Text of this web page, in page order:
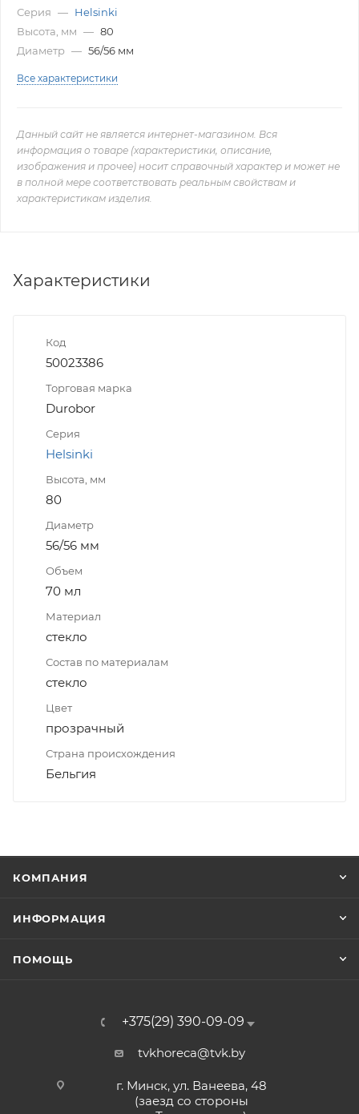
Серия — Helsinki
Высота, мм — 80
Диаметр — 56/56 мм
Все характеристики
Данный сайт не является интернет-магазином. Вся
информация о товаре (характеристики, описание,
изображения и прочее) носит справочный характер и может не
в полной мере соответствовать реальным свойствам и
характеристикам изделия.
Характеристики
Код
50023386
Торговая марка
Durobor
Серия
Helsinki
Высота, мм
80
Диаметр
56/56 мм
Объем
70 мл
Материал
стекло
Состав по материалам
стекло
Цвет
прозрачный
Страна происхождения
Бельгия
КОМПАНИЯ
ИНФОРМАЦИЯ
ПОМОЩЬ
+375(29) 390-09-09
tvkhoreca@tvk.by
г. Минск, ул. Ванеева, 48
(заезд со стороны